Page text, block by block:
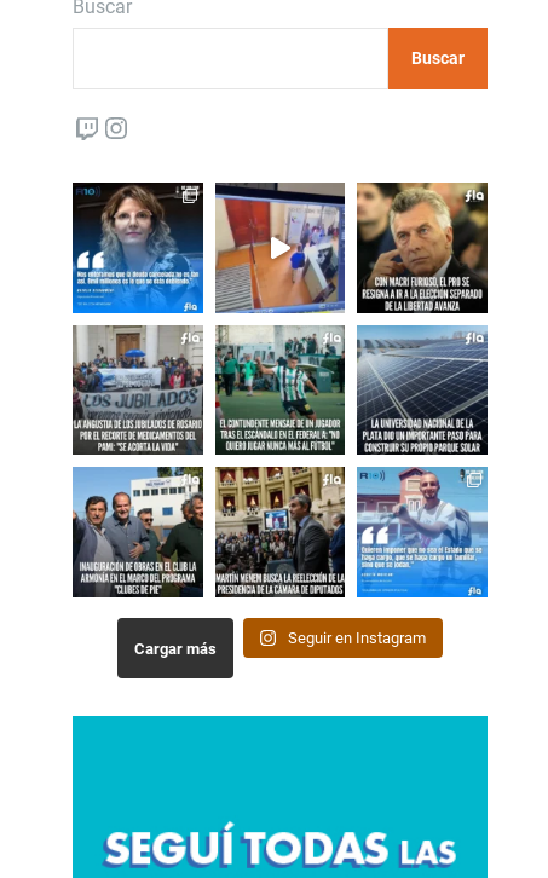
Buscar
Buscar
Twitch
Cargar más
Seguir en Instagram